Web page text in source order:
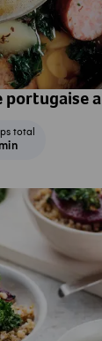
portugaise
total